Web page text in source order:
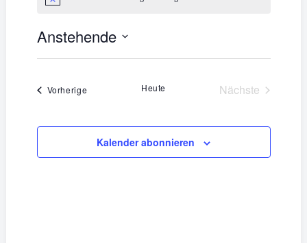
Anstehende
Datum
Vorherige VeranstaltungenHeute
Nächste
Kalender abonnieren